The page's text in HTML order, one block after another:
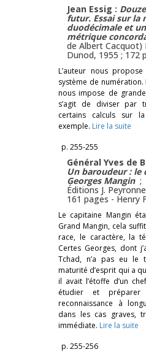
Jean Essig :
futur. Essai sur la
duodécimale et
métrique
de Albert Cacquot)
Dunod, 1955 ; 172
L’auteur nous
système de
nous impose de
s’agit de diviser par
certains calculs sur
exemple. Lire la suite
p. 255-255
Général Yves de
Un baroudeur : le
Georges Mangin ;
Éditions J.
161 pages - Henry
Le capitaine Mangin
Grand Mangin, cela
race, le caractère, la
Certes Georges, dont
Tchad, n’a pas eu le
maturité d’esprit qui a
il avait l’étoffe d’un
étudier et
reconnaissance à
dans les cas graves,
immédiate. Lire la suite
p. 255-256